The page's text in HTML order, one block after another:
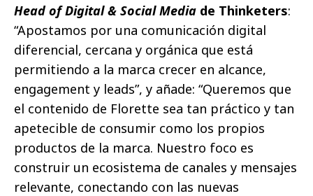
Head of Digital & Social Media de Thinketers:
“Apostamos por una comunicación digital
diferencial, cercana y orgánica que está
permitiendo a la marca crecer en alcance,
engagement y leads”, y añade: “Queremos que
el contenido de Florette sea tan práctico y tan
apetecible de consumir como los propios
productos de la marca. Nuestro foco es
construir un ecosistema de canales y mensajes
relevante, conectando con las nuevas